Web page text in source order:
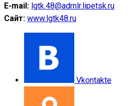
E-mail: lgtk.48@admlr.lipetsk.ru
Сайт: www.lgtk48.ru
Vkontakte